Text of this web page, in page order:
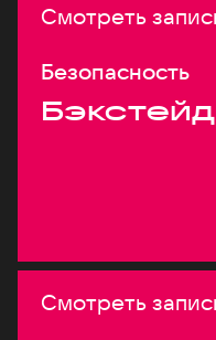
Смотреть
Безопасность
Смотреть